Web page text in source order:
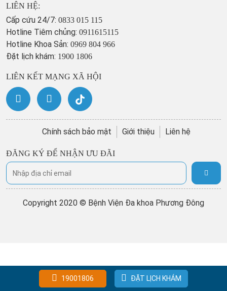
19001806 ĐẶT LỊCH KHÁM
LIÊN HỆ:
Cấp cứu 24/7: 0833 015 115
Hotline Tiêm chủng: 0911615115
Hotline Khoa Sản: 0969 804 966
Đặt lịch khám: 1900 1806
LIÊN KẾT MẠNG XÃ HỘI
Chính sách bảo mật Giới thiệu Liên hệ
ĐĂNG KÝ ĐỂ NHẬN ƯU ĐÃI
Copyright 2020 © Bệnh Viện Đa khoa Phương Đông